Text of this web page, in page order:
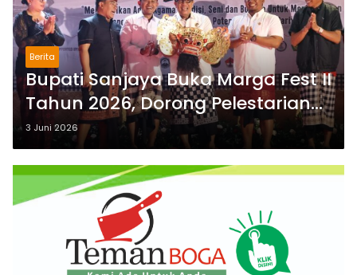
Berita
Bupati Sanjaya Buka Marga Fest II
Tahun 2026, Dorong Pelestarian
Seni Budaya dan Penguatan
Potensi Lokal
3 Juni 2026